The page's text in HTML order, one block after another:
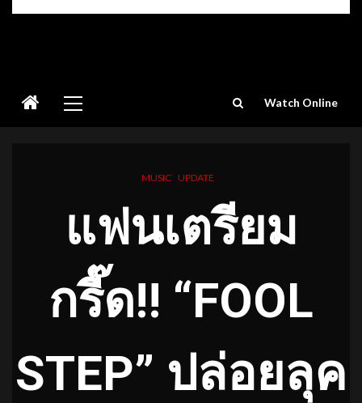
Menu
Watch Online
MUSIC UPDATE
แฟนเตรียม
กรี๊ด!! “FOOL
STEP” ปล่อยลุค